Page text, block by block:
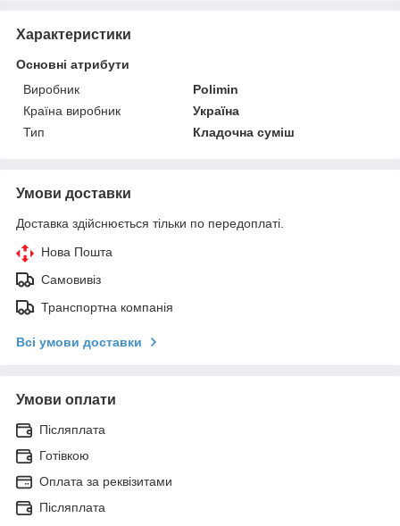
Характеристики
Основні атрибути
Виробник
Polimin
Країна виробник
Україна
Тип
Кладочна суміш
Умови доставки
Доставка здійснюється тільки по передоплаті.
Нова Пошта
Самовивіз
Транспортна компанія
Всі умови доставки
Умови оплати
Післяплата
Готівкою
Оплата за реквізитами
Післяплата